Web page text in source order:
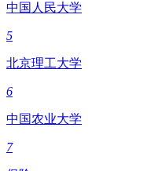
中国人民大学
5
北京理工大学
6
中国农业大学
7